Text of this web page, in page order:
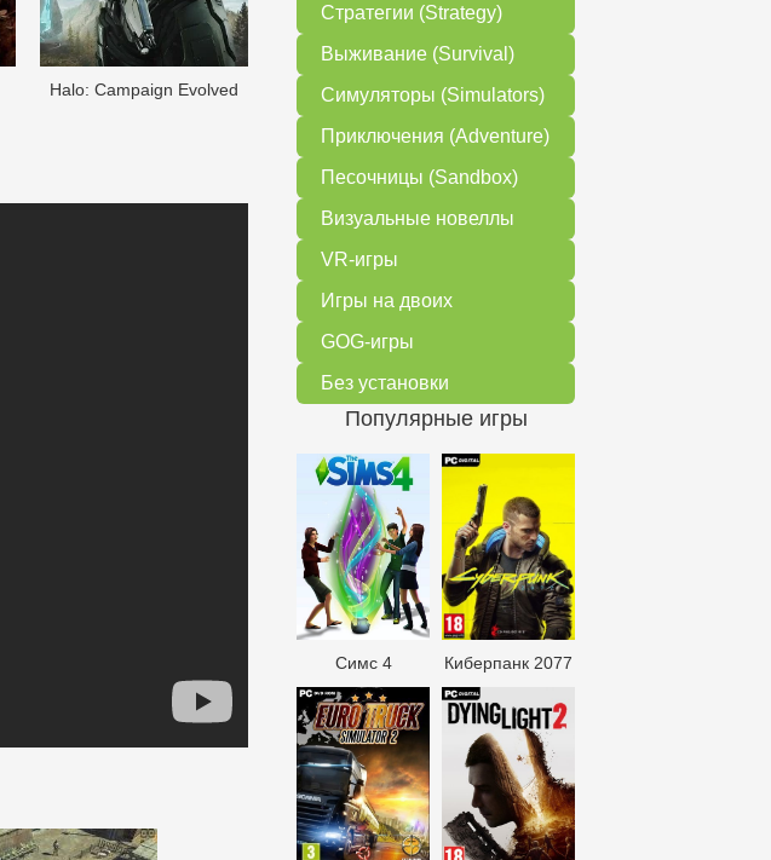
Halo: Campaign Evolved
Стратегии (Strategy)
Выживание (Survival)
Симуляторы (Simulators)
Приключения (Adventure)
Песочницы (Sandbox)
Визуальные новеллы
VR-игры
Игры на двоих
GOG-игры
Без установки
Популярные игры
Симс 4 Киберпанк 2077